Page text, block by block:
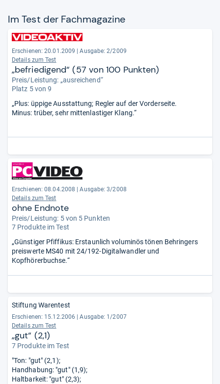
Im Test der Fach­ma­ga­zine
Erschienen: 20.01.2009
Ausgabe: 2/2009
Details zum Test
„befriedigend“ (57 von 100 Punkten)
Preis/Leistung: „ausreichend“
Platz 5 von 9
„Plus: üppige Ausstattung; Regler auf der Vorderseite.
Minus: trüber, sehr mittenlastiger Klang.“
Erschienen: 08.04.2008
Ausgabe: 3/2008
Details zum Test
ohne Endnote
Preis/Leistung: 5 von 5 Punkten
7 Produkte im Test
„Günstiger Pfiffikus: Erstaunlich voluminös tönen Behringers
preiswerte MS40 mit 24/192-Digitalwandler und
Kopfhörerbuchse.“
Stiftung Warentest
Erschienen: 15.12.2006
Ausgabe: 1/2007
Details zum Test
„gut“ (2,1)
7 Produkte im Test
"Ton: "gut" (2,1);
Handhabung: "gut" (1,9);
Haltbarkeit: "gut" (2,3);